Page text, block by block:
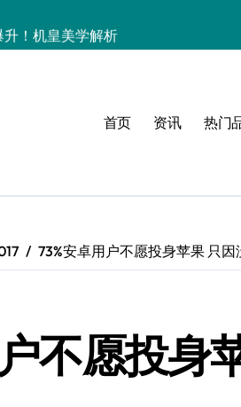
升！机皇美学解析
时尚，尽显潮流新宠
：个性美化全攻略
：个性定制炫酷玩法
指南：定制潮流无限玩
，这样打扮秒变焦点！
首页 资讯 热门
73%安卓用户不愿投身苹果 只
不愿投身